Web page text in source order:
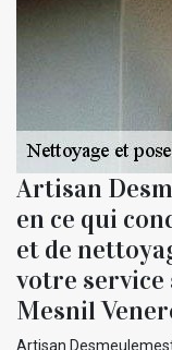
Artisan
en ce qui
et de
votre service
Mesnil
Artisan